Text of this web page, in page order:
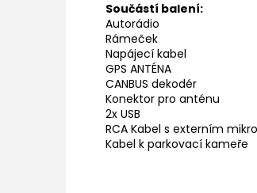
Součástí balení:
Autorádio
Rámeček
Napájecí kabel
GPS ANTÉNA
CANBUS dekodér
Konektor pro anténu
2x USB
RCA Kabel s externím
Kabel k parkovací kameře